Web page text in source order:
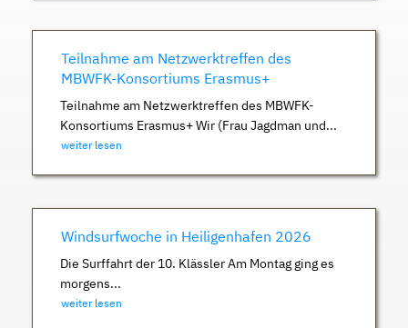
Teilnahme am Netzwerktreffen des
MBWFK-Konsortiums Erasmus+
Teilnahme am Netzwerktreffen des MBWFK-
Konsortiums Erasmus+ Wir (Frau Jagdman und...
weiter lesen
Windsurfwoche in Heiligenhafen 2026
Die Surffahrt der 10. Klässler Am Montag ging es
morgens...
weiter lesen